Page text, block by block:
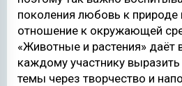
поколения любовь к природе
отношение к окружающей
«Животные и растения» даёт
каждому участнику
темы через творчество и